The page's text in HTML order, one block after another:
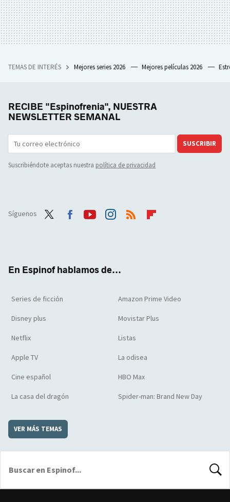
TEMAS DE INTERÉS Mejores series 2026 Mejores películas 2026
RECIBE "Espinofrenia", NUESTRA
NEWSLETTER SEMANAL
SUSCRIBIR
Suscribiéndote aceptas nuestra política de privacidad
Síguenos
En Espinof hablamos de...
Series de ficción Amazon Prime Video
Disney plus Movistar Plus
Netflix Listas
Apple TV La odisea
Cine español HBO Max
La casa del dragón Spider-man: Brand New Day
VER MÁS TEMAS